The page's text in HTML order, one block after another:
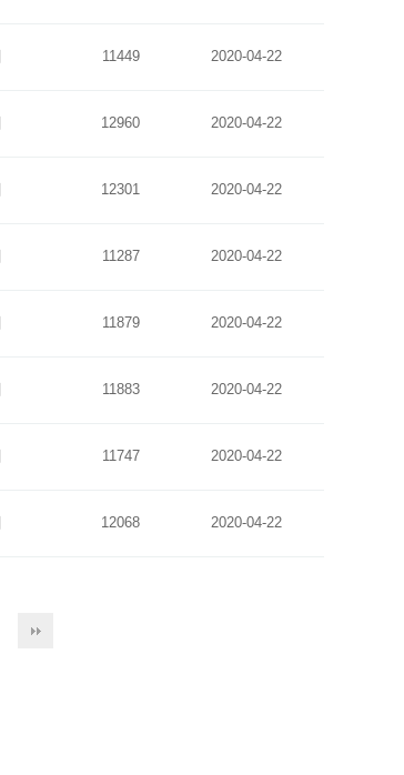
11449 2020-04-22
12960 2020-04-22
12301 2020-04-22
11287 2020-04-22
11879 2020-04-22
11883 2020-04-22
11747 2020-04-22
12068 2020-04-22